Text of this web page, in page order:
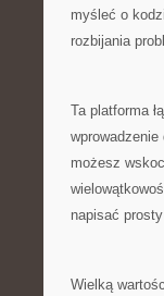
myśleć o
rozbijania
Ta platforma
możesz
napisać
Wielką